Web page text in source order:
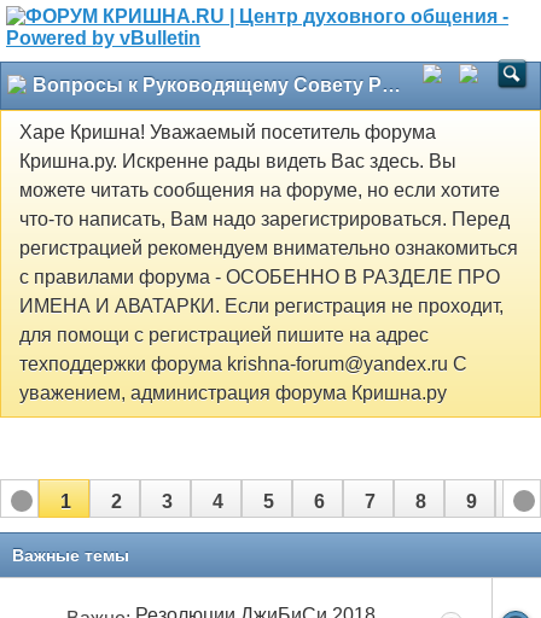
Вопросы к Руководящему Совету Российского общества сознания Кришны
Харе Кришна! Уважаемый посетитель форума
Кришна.ру. Искренне рады видеть Вас здесь. Вы
можете читать сообщения на форуме, но если хотите
что-то написать, Вам надо зарегистрироваться. Перед
регистрацией рекомендуем внимательно ознакомиться
с правилами форума - ОСОБЕННО В РАЗДЕЛЕ ПРО
ИМЕНА И АВАТАРКИ. Если регистрация не проходит,
для помощи с регистрацией пишите на адрес
техподдержки форума krishna-forum@yandex.ru С
уважением, администрация форума Кришна.ру
1 2 3 4 5 6 7 8 9 10
11 12
Важные темы